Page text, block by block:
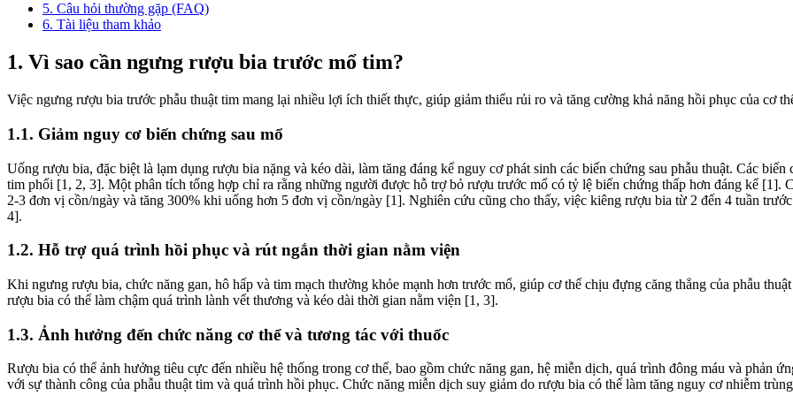
5. Câu hỏi thường gặp (FAQ)
6. Tài liệu tham khảo
1. Vì sao cần ngưng rượu bia trước mổ tim?
Việc ngưng rượu bia trước phẫu thuật tim mang lại nhiều lợi ích thiết thực, giúp giảm thiểu rủi ro và tăng cường khả năng hồi phục của cơ
1.1. Giảm nguy cơ biến chứng sau mổ
Uống rượu bia, đặc biệt là lạm dụng rượu bia nặng và kéo dài, làm tăng đáng kể nguy cơ phát sinh các biến chứng sau phẫu thuật. Các
tim phổi [1, 2, 3]. Một phân tích tổng hợp chỉ ra rằng những người được hỗ trợ bỏ rượu trước mổ có tỷ lệ biến chứng thấp hơn đáng kể [1].
2-3 đơn vị cồn/ngày và tăng 300% khi uống hơn 5 đơn vị cồn/ngày [1]. Nghiên cứu cũng cho thấy, việc kiêng rượu bia từ 2 đến 4 tuần
4].
1.2. Hỗ trợ quá trình hồi phục và rút ngắn thời gian nằm viện
Khi ngưng rượu bia, chức năng gan, hô hấp và tim mạch thường khỏe mạnh hơn trước mổ, giúp cơ thể chịu đựng căng thẳng của phẫu
rượu bia có thể làm chậm quá trình lành vết thương và kéo dài thời gian nằm viện [1, 3].
1.3. Ảnh hưởng đến chức năng cơ thể và tương tác với thuốc
Rượu bia có thể ảnh hưởng tiêu cực đến nhiều hệ thống trong cơ thể, bao gồm chức năng gan, hệ miễn dịch, quá trình đông máu và phản
với sự thành công của phẫu thuật tim và quá trình hồi phục. Chức năng miễn dịch suy giảm do rượu bia có thể làm tăng nguy cơ nhiễm